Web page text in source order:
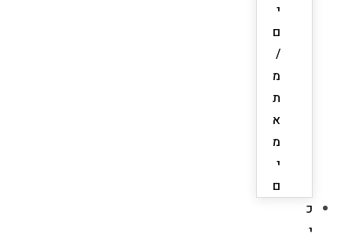
י
ם
/
מ
ת
א
מ
י
ם
כ
י